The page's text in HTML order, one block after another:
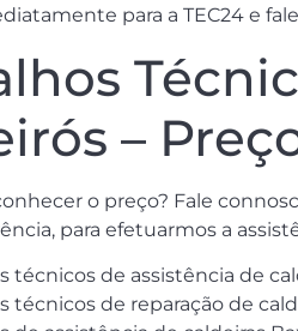
para a TEC24 e
–
o preço? Fale
para efetuarmos a
técnicos de assistência de
técnicos de reparação de